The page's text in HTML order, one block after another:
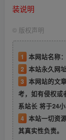
装说明
© 版权声明
1 本网站名称：
2 本站永久网址
3 本网站的文
考，如有侵权
系站长 将于24小
4 本站一切资
其真实性负责。